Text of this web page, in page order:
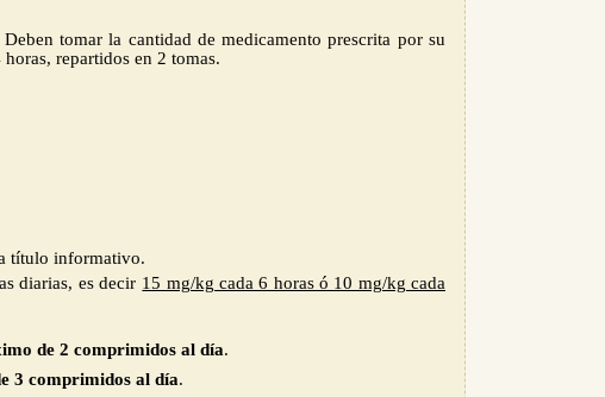
tomar la cantidad de medicamento prescrita por su
repartidos en 2 tomas.
título informativo.
diarias, es decir 15 mg/kg cada 6 horas ó 10 mg/kg cada
de 2 comprimidos al día.
3 comprimidos al día.